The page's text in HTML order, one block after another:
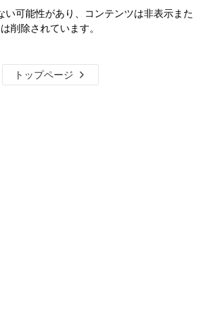
い可能性があり、コンテンツは非表示また
は削除されています。
トップページ